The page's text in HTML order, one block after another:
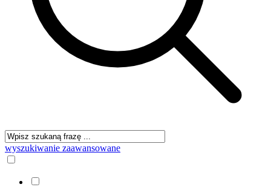
wyszukiwanie zaawansowane